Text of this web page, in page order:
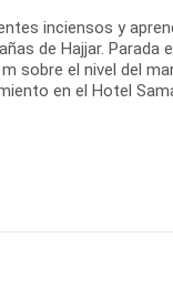
inciensos y
de Hajjar. Parada
sobre el nivel del
en el Hotel